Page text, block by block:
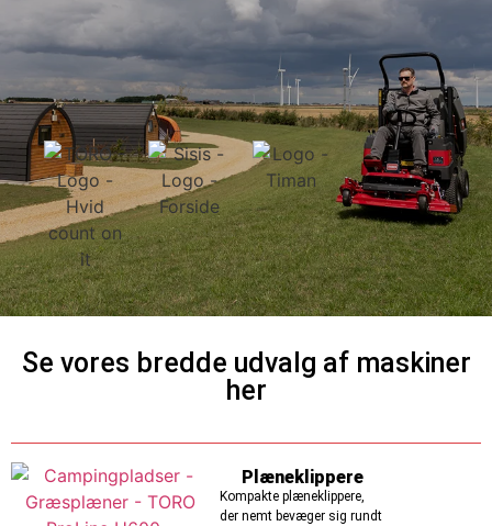
Se vores bredde udvalg af maskiner
her
Plæneklippere
Kompakte plæneklippere,
der nemt bevæger sig rundt